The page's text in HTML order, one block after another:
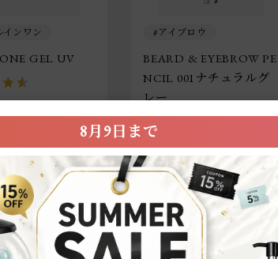
インワン
GEL UV
（税込）
ートに追加
アイブロウ
BEARD & EYEBROW PE
NCIL 001ナチュラルグ
レー
1,980円（税込）
カラーを選ぶ
8月9日まで